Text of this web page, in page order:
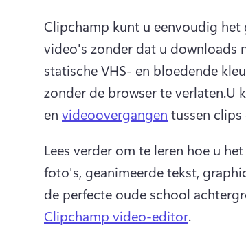
Clipchamp kunt u eenvoudig
video's zonder dat u downloads
statische VHS- en bloedende
zonder de browser te verlaten.U
en videoovergangen tussen
Lees verder om te leren hoe u
foto's, geanimeerde tekst,
de perfecte oude school
Clipchamp video-editor.